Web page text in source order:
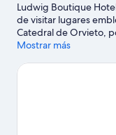
Ludwig Boutique
de visitar lugares
Catedral de Orvieto,
Bolsena o Ciudad
Patricio. Dedica algo
Mostrar más